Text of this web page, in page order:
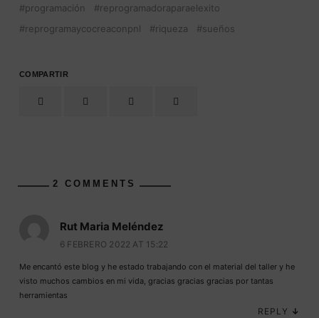
programación
reprogramadoraparaelexito
reprogramaycocreaconpnl
riqueza sueños
COMPARTIR
2 COMMENTS
Rut Maria Meléndez
6 FEBRERO 2022 AT 15:22
Me encantó este blog y he estado trabajando con el material del taller y he
visto muchos cambios en mi vida, gracias gracias gracias por tantas
herramientas
REPLY ↓